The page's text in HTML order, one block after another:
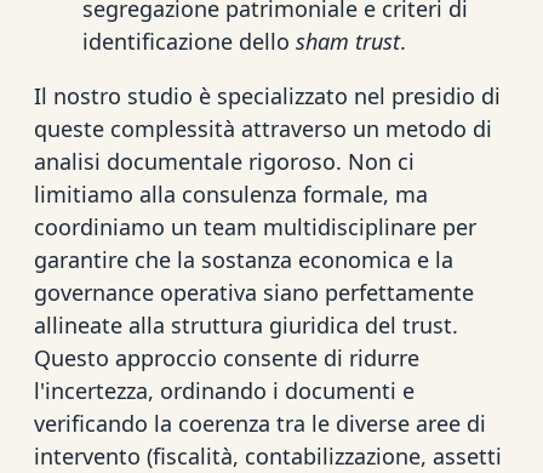
segregazione patrimoniale e criteri di
identificazione dello sham trust.
Il nostro studio è specializzato nel presidio di
queste complessità attraverso un metodo di
analisi documentale rigoroso. Non ci
limitiamo alla consulenza formale, ma
coordiniamo un team multidisciplinare per
garantire che la sostanza economica e la
governance operativa siano perfettamente
allineate alla struttura giuridica del trust.
Questo approccio consente di ridurre
l'incertezza, ordinando i documenti e
verificando la coerenza tra le diverse aree di
intervento (fiscalità, contabilizzazione, assetti